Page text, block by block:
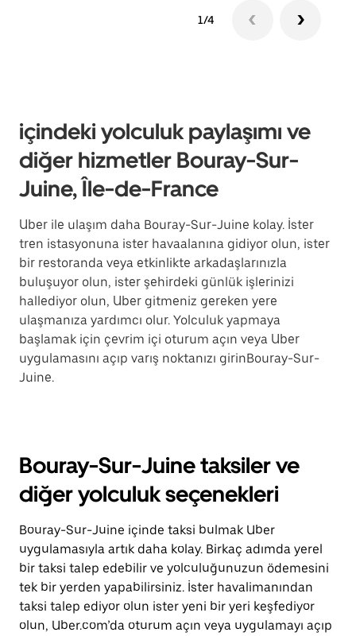
1/4
içindeki yolculuk paylaşımı ve
diğer hizmetler Bouray-Sur-
Juine, Île-de-France
Uber ile ulaşım daha Bouray-Sur-Juine kolay. İster
tren istasyonuna ister havaalanına gidiyor olun, ister
bir restoranda veya etkinlikte arkadaşlarınızla
buluşuyor olun, ister şehirdeki günlük işlerinizi
hallediyor olun, Uber gitmeniz gereken yere
ulaşmanıza yardımcı olur. Yolculuk yapmaya
başlamak için çevrim içi oturum açın veya Uber
uygulamasını açıp varış noktanızı girinBouray-Sur-
Juine.
Bouray-Sur-Juine taksiler ve
diğer yolculuk seçenekleri
Bouray-Sur-Juine içinde taksi bulmak Uber
uygulamasıyla artık daha kolay. Birkaç adımda yerel
bir taksi talep edebilir ve yolculuğunuzun ödemesini
tek bir yerden yapabilirsiniz. İster havalimanından
taksi talep ediyor olun ister yeni bir yeri keşfediyor
olun, Uber.com’da oturum açın veya uygulamayı açıp